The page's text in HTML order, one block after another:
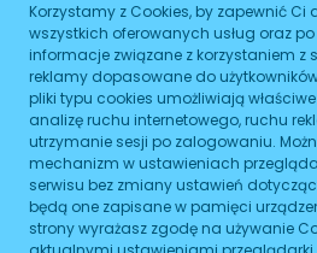
Godziny otwarcia
Poniedziałek
Wtorek
Środa
Czwartek
Korzystamy z Cookies, by zapewnić
wszystkich oferowanych usług oraz
informacje związane z korzystaniem z
reklamy dopasowane do
pliki typu cookies umożliwiają
analizę ruchu internetowego, ruchu
utrzymanie sesji po zalogowaniu.
mechanizm w ustawieniach
serwisu bez zmiany ustawień
będą one zapisane w pamięci
strony wyrażasz zgodę na używanie